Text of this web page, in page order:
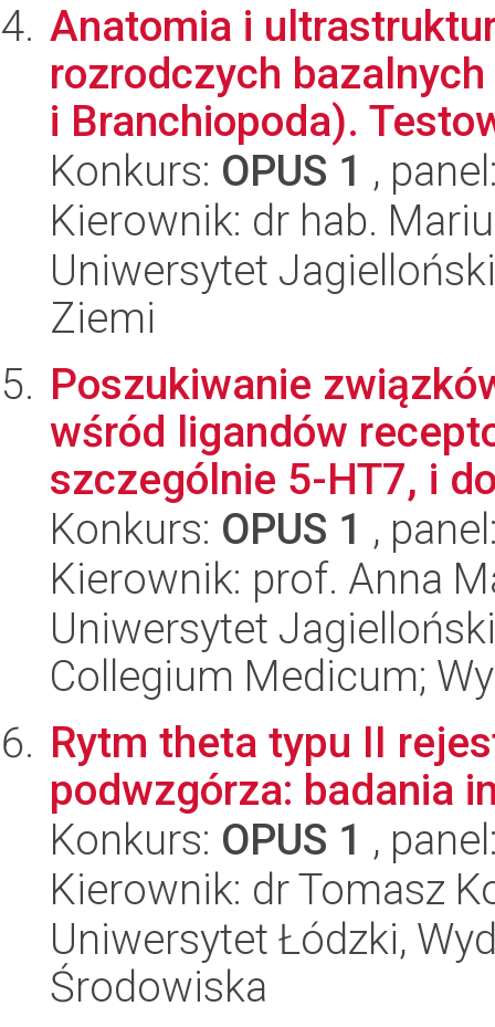
Anatomia i
rozrodczych
i Branchiopoda).
Konkurs: OPUS 1 ,
Kierownik: dr hab.
Uniwersytet
Ziemi
Poszukiwanie
wśród ligandów
szczególnie 5-HT7, i
Konkurs: OPUS 1 ,
Kierownik: prof. Anna
Uniwersytet
Collegium Medicum;
Rytm theta typu II
podwzgórza: badania
Konkurs: OPUS 1 ,
Kierownik: dr Tomasz
Uniwersytet Łódzki,
Środowiska